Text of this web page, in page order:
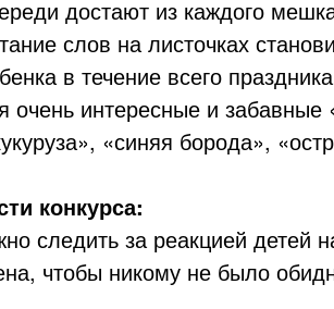
достают из каждого
слов на листочках
в течение всего
очень интересные и забавные
«синяя борода»,
конкурса:
следить за реакцией детей
чтобы никому не было